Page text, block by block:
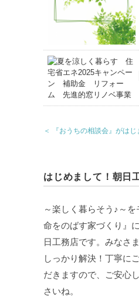
＜ 『おうちの相談会』がはじ
はじめまして！朝日
～楽しく暮らそう♪～
命をのばす家づくり』
日工務店です。みなさ
しっかり解決！丁寧に
だきますので、ご安心
さいね。